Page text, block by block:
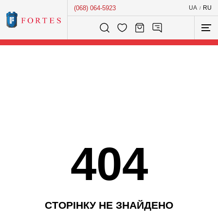
(068) 064-5923 UA / RU
Розумний пошук...
404
СТОРІНКУ НЕ ЗНАЙДЕНО